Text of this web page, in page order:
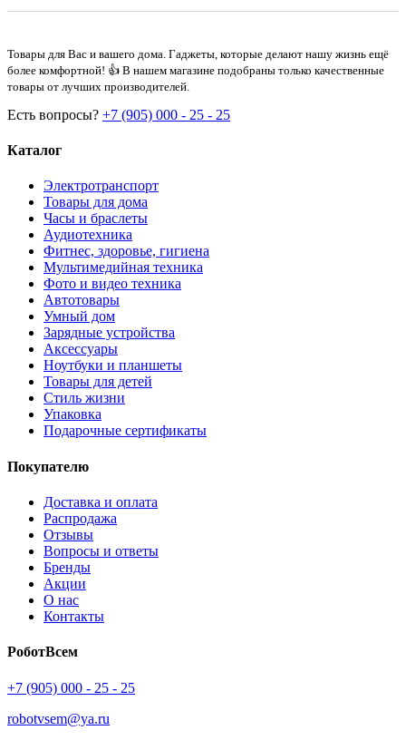
Товары для Вас и вашего дома. Гаджеты, которые делают нашу жизнь ещё
более комфортной! 👍 В нашем магазине подобраны только качественные
товары от лучших производителей.
Есть вопросы? +7 (905) 000 - 25 - 25
Каталог
Электротранспорт
Товары для дома
Часы и браслеты
Аудиотехника
Фитнес, здоровье, гигиена
Мультимедийная техника
Фото и видео техника
Автотовары
Умный дом
Зарядные устройства
Аксессуары
Ноутбуки и планшеты
Товары для детей
Стиль жизни
Упаковка
Подарочные сертификаты
Покупателю
Доставка и оплата
Распродажа
Отзывы
Вопросы и ответы
Бренды
Акции
О нас
Контакты
РоботВсем
+7 (905) 000 - 25 - 25
robotvsem@ya.ru